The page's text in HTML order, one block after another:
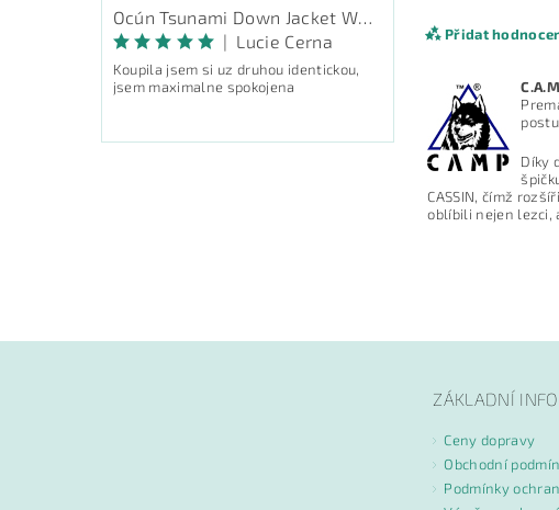
| Lucie Cerna
Koupila jsem si uz druhou identickou,
jsem maximalne spokojena
Přidat
Díky
CASSIN, čímž
oblíbili nejen lezci,
ZÁKLADNÍ
Ceny dopravy
Obchodní
Podmínky